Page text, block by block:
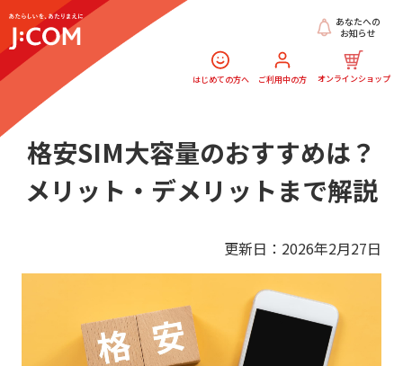
はじめての方へ ご利用中の方 オンラインショップ
あなたへの
お知らせ
格安SIM大容量のおすすめは？
メリット・デメリットまで解説
更新日：2026年2月27日